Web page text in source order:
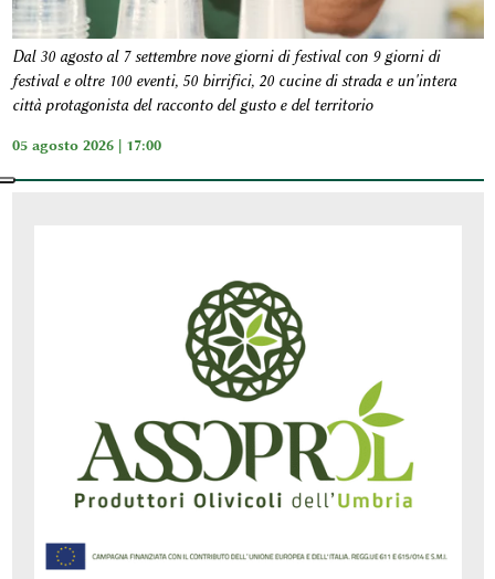
Dal 30 agosto al 7 settembre nove giorni di festival con 9 giorni di
festival e oltre 100 eventi, 50 birrifici, 20 cucine di strada e un'intera
città protagonista del racconto del gusto e del territorio
05 agosto 2026 | 17:00